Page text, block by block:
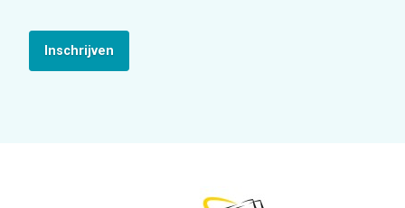
Inschrijven